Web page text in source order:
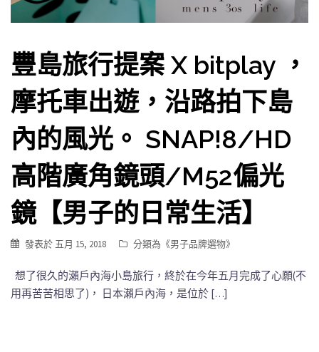
豐島旅行提案 X bitplay ，
摩托車出遊，沿路拍下島
內的風光。 SNAP!8/HD
高階廣角鏡頭/M52偏光
鏡【男子的日常生活】
發表於 五月 15, 2018 分類為《男子品牌選物》
想了很久的瀨戶內海小島旅行，終於在今年五月完成了心願(不
用再苦苦相思了)， 日本瀨戶內海，是位於 […]